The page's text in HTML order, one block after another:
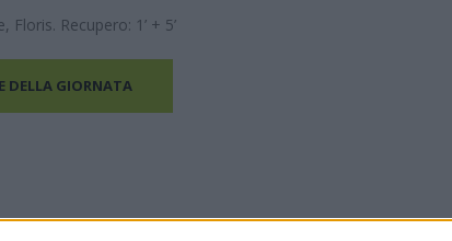
Recupero: 1’ + 5’
DELLA GIORNATA